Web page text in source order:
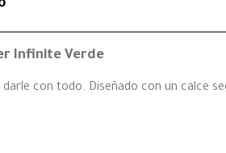
Infinite Verde
con todo. Diseñado con un calce